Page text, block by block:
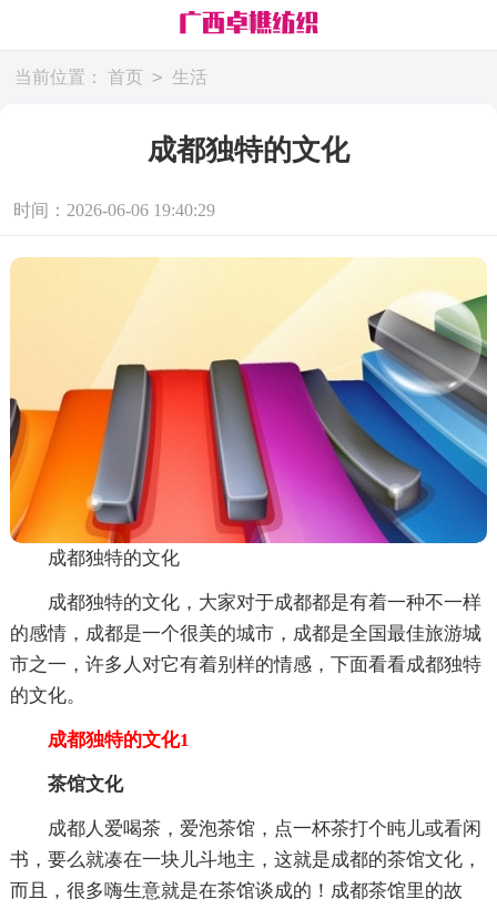
当前位置： 首页 > 生活
成都独特的文化
时间：2026-06-06 19:40:29
成都独特的文化
成都独特的文化，大家对于成都都是有着一种不一样
的感情，成都是一个很美的城市，成都是全国最佳旅游城
市之一，许多人对它有着别样的情感，下面看看成都独特
的文化。
成都独特的文化1
茶馆文化
成都人爱喝茶，爱泡茶馆，点一杯茶打个盹儿或看闲
书，要么就凑在一块儿斗地主，这就是成都的茶馆文化，
而且，很多嗨生意就是在茶馆谈成的！成都茶馆里的故